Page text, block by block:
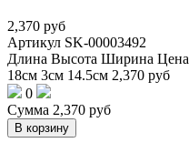
2,370 руб
Артикул SK-00003492
Длина Высота Ширина Цена
18см 3см 14.5см 2,370 руб
0
Сумма 2,370 руб
В корзину